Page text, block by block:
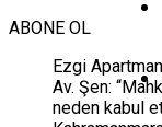
ABONE OL
Ezgi
Av. Şen:
neden kabul